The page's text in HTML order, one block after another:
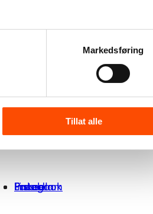
Markedsføring
Tillat alle
Presse
Facebook
Instagram
LinkedIn